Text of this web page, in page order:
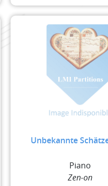
Unbekannte
Piano
Zen-on